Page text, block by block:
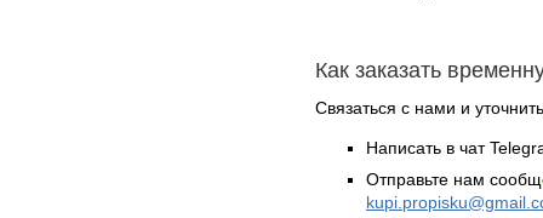
Как заказать
Связаться с нами и
Написать в чат
Отправьте нам